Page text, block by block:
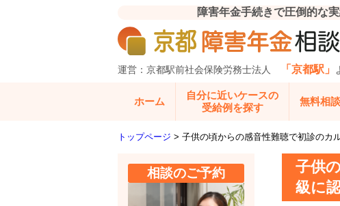
障害年金手続きで圧倒的な
運営：京都駅前社会保険労務士法人 「京都駅」
ホーム
自分に近いケースの
受給例を探す
無料相談
トップページ > 子供の頃からの感音性難聴で初診のカ
相談のご予約
子供
級に